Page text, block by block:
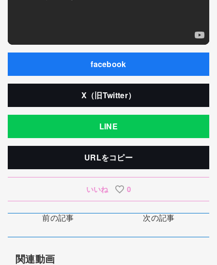
facebook
X（旧Twitter）
LINE
URLをコピー
いいね 0
前の記事 次の記事
関連動画